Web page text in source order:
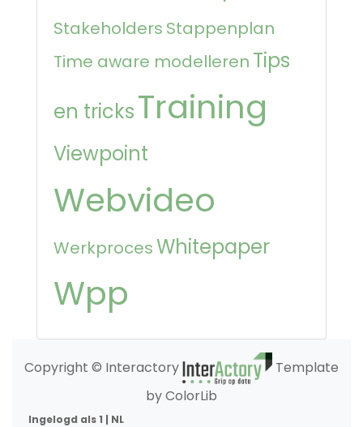
Stakeholders Stappenplan
Time aware modelleren Tips
en tricksTraining
Viewpoint
Webvideo
WerkprocesWhitepaper
Wpp
Copyright © Interactory
Template
by ColorLib
Ingelogd als 1 | NL